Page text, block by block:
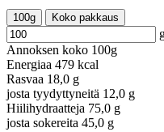
100g Koko pakkaus
Annoksen koko 100g
Energiaa 479 kcal
Rasvaa 18,0 g
josta tyydyttyneitä 12,0 g
Hiilihydraatteja 75,0 g
josta sokereita 45,0 g